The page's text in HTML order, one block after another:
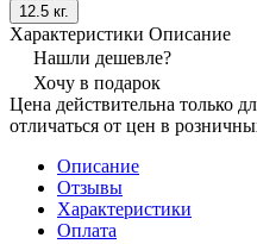
12.5 кг.
Характеристики Описание
Нашли дешевле?
Хочу в подарок
Цена действительна только
отличаться от цен в
Описание
Отзывы
Характеристики
Оплата